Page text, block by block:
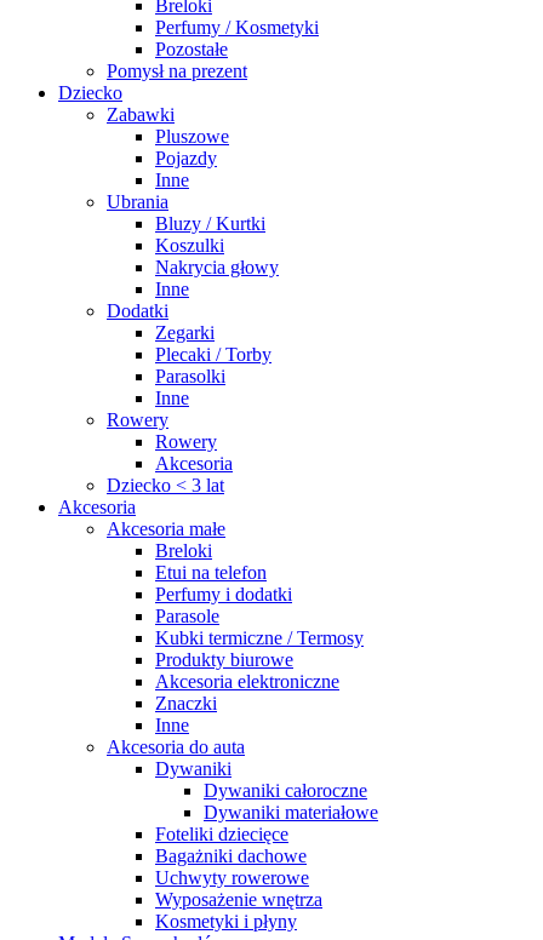
Breloki
Perfumy / Kosmetyki
Pozostałe
Pomysł na prezent
Dziecko
Zabawki
Pluszowe
Pojazdy
Inne
Ubrania
Bluzy / Kurtki
Koszulki
Nakrycia głowy
Inne
Dodatki
Zegarki
Plecaki / Torby
Parasolki
Inne
Rowery
Rowery
Akcesoria
Dziecko < 3 lat
Akcesoria
Akcesoria małe
Breloki
Etui na telefon
Perfumy i dodatki
Parasole
Kubki termiczne / Termosy
Produkty biurowe
Akcesoria elektroniczne
Znaczki
Inne
Akcesoria do auta
Dywaniki
Dywaniki całoroczne
Dywaniki materiałowe
Foteliki dziecięce
Bagażniki dachowe
Uchwyty rowerowe
Wyposażenie wnętrza
Kosmetyki i płyny